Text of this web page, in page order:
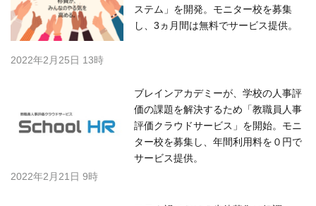
ステム」を開発。モニター校を募集
し、3ヵ月間は無料でサービス提供。
2022年2月25日 13時
ブレインアカデミーが、学校の人事評
価の課題を解決するため「教職員人事
評価クラウドサービス」を開始。モニ
ター校を募集し、年間利用料を０円で
サービス提供。
2022年2月21日 9時